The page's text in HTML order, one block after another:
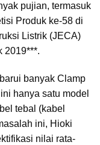
pujian, termasuk
Produk ke-58 di
Listrik (JECA)
2019***.
banyak Clamp
hanya satu model
tebal (kabel
ini, Hioki
nilai rata-